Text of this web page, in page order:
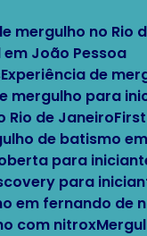
mergulho no Rio
em João Pessoa
Experiência de
mergulho para
Rio de Janeiro
de batismo
para
para
em fernando de
com nitrox